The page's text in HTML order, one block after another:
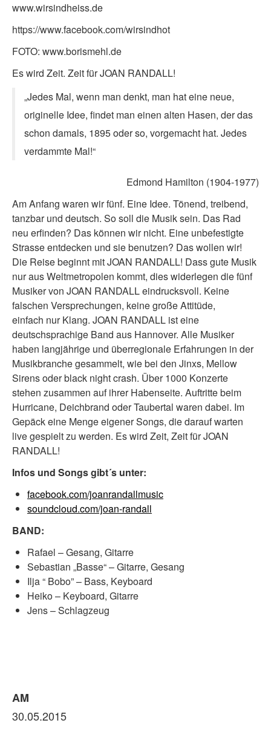
www.wirsindheiss.de
https://www.facebook.com/wirsindhot
FOTO: www.borismehl.de
Es wird Zeit. Zeit für JOAN RANDALL!
„Jedes Mal, wenn man denkt, man hat eine neue,
originelle Idee, findet man einen alten Hasen, der das
schon damals, 1895 oder so, vorgemacht hat. Jedes
verdammte Mal!“
Edmond Hamilton (1904-1977)
Am Anfang waren wir fünf. Eine Idee. Tönend, treibend,
tanzbar und deutsch. So soll die Musik sein. Das Rad
neu erfinden? Das können wir nicht. Eine unbefestigte
Strasse entdecken und sie benutzen? Das wollen wir!
Die Reise beginnt mit JOAN RANDALL! Dass gute Musik
nur aus Weltmetropolen kommt, dies widerlegen die fünf
Musiker von JOAN RANDALL eindrucksvoll. Keine
falschen Versprechungen, keine große Attitüde,
einfach nur Klang. JOAN RANDALL ist eine
deutschsprachige Band aus Hannover. Alle Musiker
haben langjährige und überregionale Erfahrungen in der
Musikbranche gesammelt, wie bei den Jinxs, Mellow
Sirens oder black night crash. Über 1000 Konzerte
stehen zusammen auf ihrer Habenseite. Auftritte beim
Hurricane, Deichbrand oder Taubertal waren dabei. Im
Gepäck eine Menge eigener Songs, die darauf warten
live gespielt zu werden. Es wird Zeit, Zeit für JOAN
RANDALL!
Infos und Songs gibt´s unter:
facebook.com/joanrandallmusic
soundcloud.com/joan-randall
BAND:
Rafael – Gesang, Gitarre
Sebastian „Basse“ – Gitarre, Gesang
Ilja “ Bobo” – Bass, Keyboard
Heiko – Keyboard, Gitarre
Jens – Schlagzeug
AM
30.05.2015